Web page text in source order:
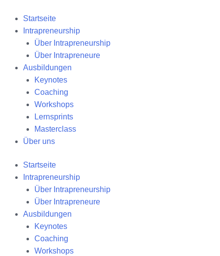
Inhalt
springen
Startseite
Intrapreneurship
Über Intrapreneurship
Über Intrapreneure
Ausbildungen
Keynotes
Coaching
Workshops
Lernsprints
Masterclass
Über uns
Startseite
Intrapreneurship
Über Intrapreneurship
Über Intrapreneure
Ausbildungen
Keynotes
Coaching
Workshops